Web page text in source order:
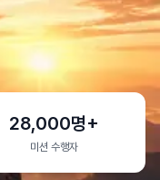
28,000명+
미션 수행자